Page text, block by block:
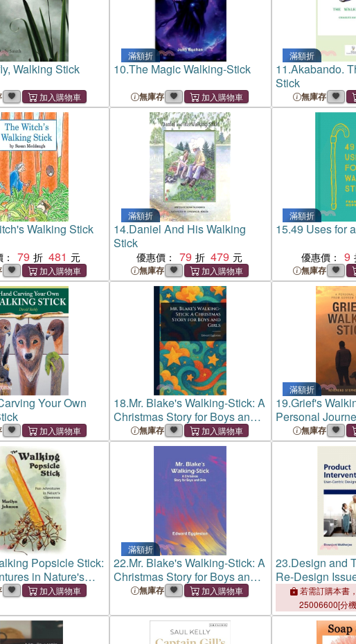
Walking Stick
滿額折
10.The Magic Walking-Stick
無庫存
滿額折
11.Akabando.
Stick
無庫存
Walking Stick
79 481
滿額折
14.Daniel And His Walking
Stick
優惠價： 79 479
無庫存
滿額折
15.49 Uses for
優惠價： 9
無庫存
Your Own
18.Mr. Blake's Walking-Stick: A
Christmas Story for Boys and
Girls 無庫存
滿額折
19.Grief's
Personal
to Service
無庫存
Popsicle Stick:
in Nature's
滿額折
22.Mr. Blake's Walking-Stick: A
Christmas Story for Boys and
Girls 無庫存
23.Design and
Re-Design
Stick and
若需訂購本書
25006600[分